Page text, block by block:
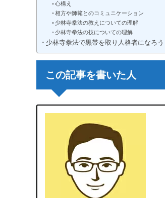
心構え
相方や師範とのコミュニケーション
少林寺拳法の教えについての理解
少林寺拳法の技についての理解
少林寺拳法で黒帯を取り人格者になろう
この記事を書いた人